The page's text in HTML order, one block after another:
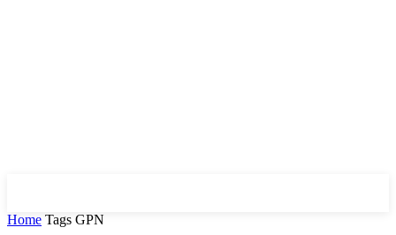
Home Tags GPN